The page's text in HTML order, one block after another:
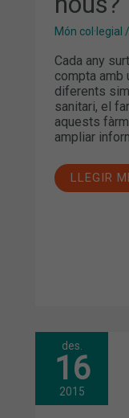
Món col·legial /
Cada any
compta amb
diferents
sanitari, el
aquests
ampliar
LLEGIR
des.
16
2015
PAPER
DE
LA
FARMÀCIA